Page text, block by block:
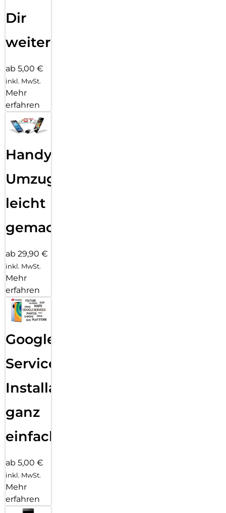
Dir
weiter
ab 5,00 €
inkl. MwSt.
Mehr
erfahren
Handy
Umzug
leicht
gemacht!
ab 29,90 €
inkl. MwSt.
Mehr
erfahren
Google
Services
Installation
ganz
einfach
ab 5,00 €
inkl. MwSt.
Mehr
erfahren